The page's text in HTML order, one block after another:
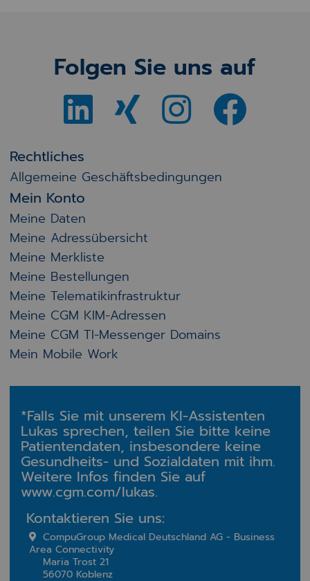
Folgen Sie uns auf
Rechtliches
Allgemeine Geschäftsbedingungen
Mein Konto
Meine Daten
Meine Adressübersicht
Meine Merkliste
Meine Bestellungen
Meine Telematikinfrastruktur
Meine CGM KIM-Adressen
Meine CGM TI-Messenger Domains
Mein Mobile Work
*Falls Sie mit unserem KI-Assistenten
Lukas sprechen, teilen Sie bitte keine
Patientendaten, insbesondere keine
Gesundheits- und Sozialdaten mit ihm.
Weitere Infos finden Sie auf
www.cgm.com/lukas.
Kontaktieren Sie uns:
CompuGroup Medical Deutschland AG - Business
Area Connectivity
Maria Trost 21
56070 Koblenz